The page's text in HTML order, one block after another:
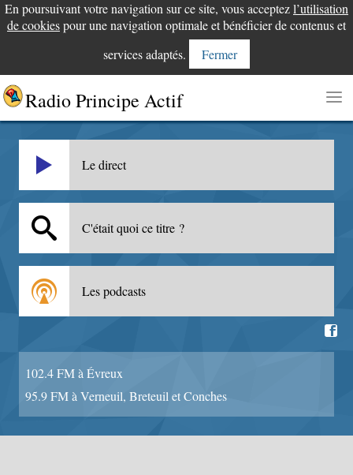
En poursuivant votre navigation sur ce site, vous acceptezl’utilisation
de cookiespour une navigation optimale et bénéficier de contenus et
services adaptés.
Fermer
Radio Principe Actif
Le direct
C'était quoi ce titre ?
Les podcasts
102.4 FM à Évreux
95.9 FM à Verneuil, Breteuil et Conches